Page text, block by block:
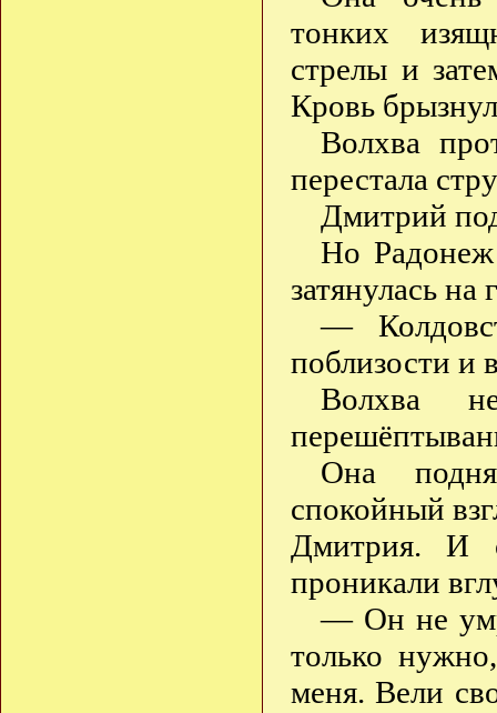
тонких
стрелы и
Кровь
Волхва
перестала
Дмитрий
Но
затянулась на
—
поблизости и
Волхва
Она
спокойный
Дмитрия. И
проникали
— Он не
только
меня. Вели